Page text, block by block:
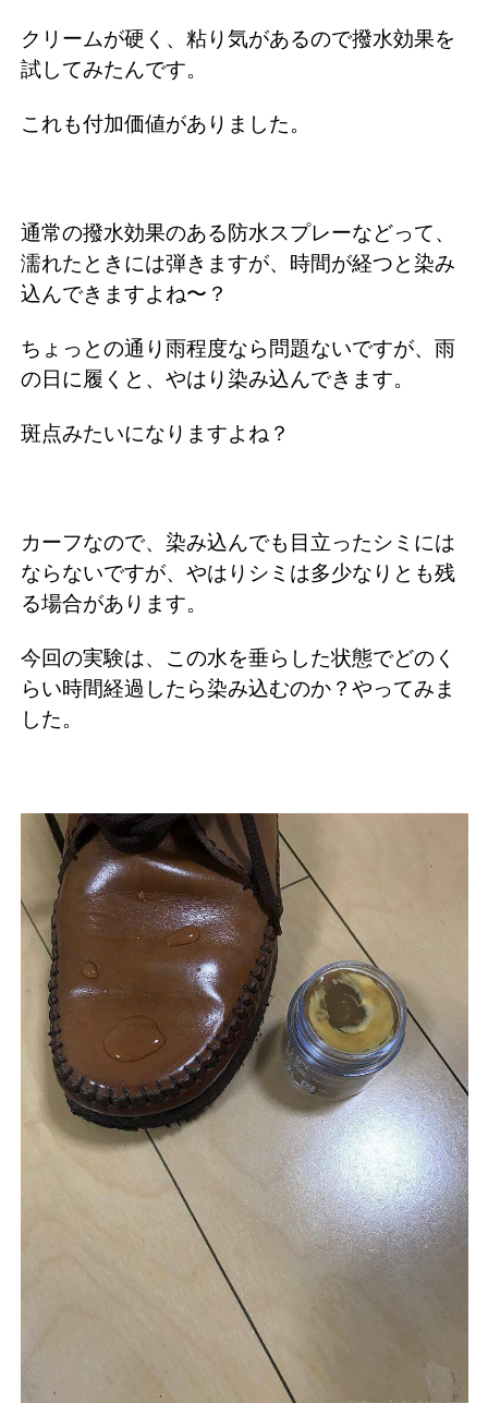
クリームが硬く、粘り気があるので撥水効果を
試してみたんです。
これも付加価値がありました。
通常の撥水効果のある防水スプレーなどって、
濡れたときには弾きますが、時間が経つと染み
込んできますよね〜？
ちょっとの通り雨程度なら問題ないですが、雨
の日に履くと、やはり染み込んできます。
斑点みたいになりますよね？
カーフなので、染み込んでも目立ったシミには
ならないですが、やはりシミは多少なりとも残
る場合があります。
今回の実験は、この水を垂らした状態でどのく
らい時間経過したら染み込むのか？やってみま
した。